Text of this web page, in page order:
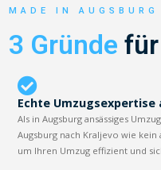
MADE IN AUGSBURG
3 Gründe
Echte Umzugsexpertise
Als in Augsburg ansässiges
Augsburg nach Kraljevo wie
um Ihren Umzug effizient und